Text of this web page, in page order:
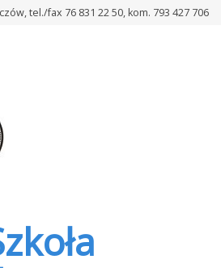
tel./fax 76 831 22 50, kom. 793 427 706